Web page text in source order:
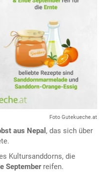
Foto Gutekueche.at
aus Nepal , das sich über
Kultursanddorns, die
September reifen.